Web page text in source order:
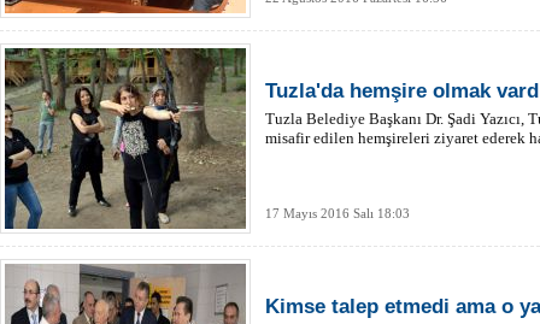
Tuzla'da hemşire olmak
Tuzla Belediye Başkanı Dr. Şadi Yazıcı,
misafir edilen hemşireleri ziyaret ederek
17 Mayıs 2016 Salı 18:03
Kimse talep etmedi ama o